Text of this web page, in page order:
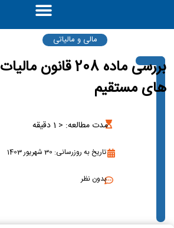
مالی و مالیاتی
بررسی ماده 208 قانون مالیات
های مستقیم
مدت مطالعه: < 1 دقیقه
تاریخ به روزرسانی: 30 شهریور 1403
بدون نظر